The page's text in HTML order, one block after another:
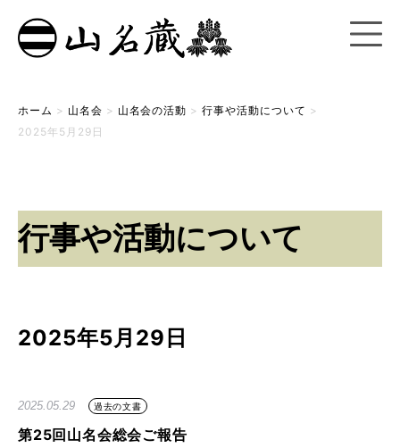
ホーム > 山名会 > 山名会の活動 >行事や活動について >
2025年5月29日
行事や活動について
2025年5月29日
2025.05.29 過去の文書
第25回山名会総会ご報告